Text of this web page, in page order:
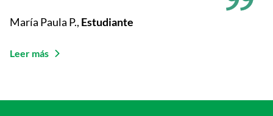
María Paula P., Estudiante
Leer más